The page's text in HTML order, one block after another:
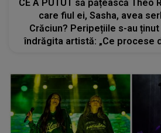
CE A PUTUT să pățească Theo
care fiul ei, Sasha, avea
Crăciun? Peripețiile s-au
îndrăgita artistă: „Ce procese